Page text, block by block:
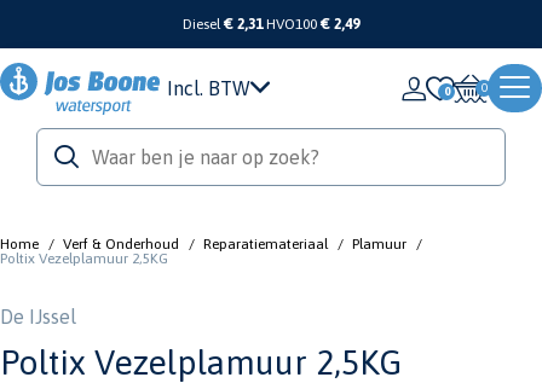
Diesel€ 2,31 HVO100 € 2,49
Incl. BTW 0
Home / Verf & Onderhoud / Reparatiemateriaal / Plamuur /
Poltix Vezelplamuur 2,5KG
De IJssel
Poltix Vezelplamuur 2,5KG